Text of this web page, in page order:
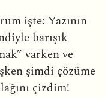
işte: Yazının
barışık
varken ve
şimdi çözüme
çizdim!